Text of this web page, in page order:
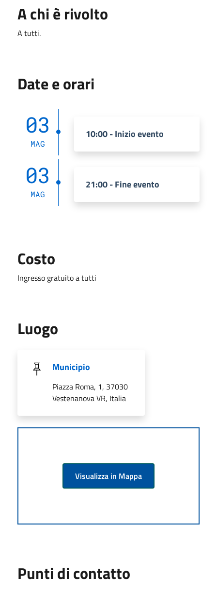
A chi è rivolto
A tutti.
Date e orari
03
MAG
10:00 - Inizio evento
03
MAG
21:00 - Fine evento
Costo
Ingresso gratuito a tutti
Luogo
Municipio
Piazza Roma, 1, 37030
Vestenanova VR, Italia
Visualizza in Mappa
Punti di contatto